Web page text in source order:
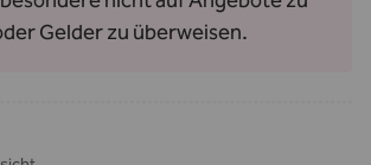
Gelder zu überweisen.